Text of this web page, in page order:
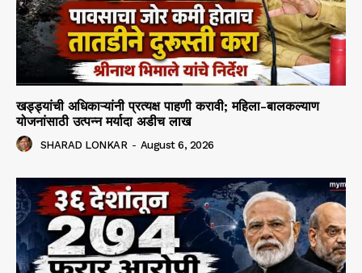
खड्ड्यांची अधिकाऱ्यांनी प्रत्यक्ष पाहणी करावी; महिला-बालकल्याण
योजनांसाठी उत्पन्न मर्यादा अडीच लाख
SHARAD LONKAR - August 6, 2026